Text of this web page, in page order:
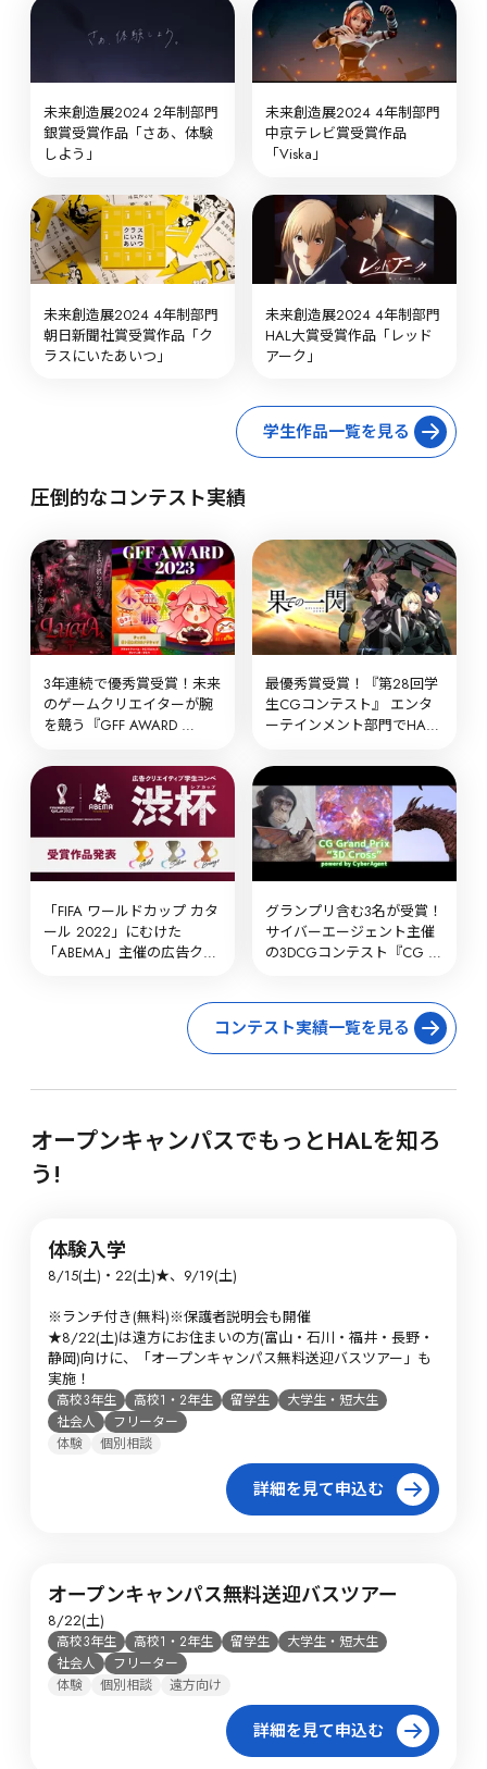
未来創造展2024 2年制部門
銀賞受賞作品「さあ、体験
しよう」
未来創造展2024 4年制部門
中京テレビ賞受賞作品
「Viska」
未来創造展2024 4年制部門
朝日新聞社賞受賞作品「ク
ラスにいたあいつ」
未来創造展2024 4年制部門
HAL大賞受賞作品「レッド
アーク」
学生作品一覧を見る
圧倒的なコンテスト実績
3年連続で優秀賞受賞！未来
のゲームクリエイターが腕
を競う『GFF AWARD
最優秀賞受賞！『第28回学
生CGコンテスト』 エンタ
ーテインメント部門でHAL
「FIFA ワールドカップ カタ
ール 2022」にむけた
「ABEMA」主催の広告クリ
グランプリ含む3名が受賞！
サイバーエージェント主催
の3DCGコンテスト『CG
コンテスト実績一覧を見る
オープンキャンパスでもっとHALを知ろ
う!
体験入学
8/15(土)・22(土)★、9/19(土)
※ランチ付き(無料)※保護者説明会も開催
★8/22(土)は遠方にお住まいの方(富山・石川・福井・長野・
静岡)向けに、「オープンキャンパス無料送迎バスツアー」も
実施！
高校3年生 高校1・2年生 留学生
大学生・短大生
社会人
フリーター
体験
個別相談
詳細を見て申込む
オープンキャンパス無料送迎バスツアー
8/22(土)
高校3年生 高校1・2年生 留学生
大学生・短大生
社会人
フリーター
体験
個別相談 遠方向け
詳細を見て申込む